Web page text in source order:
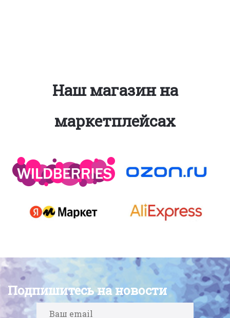
Наш магазин на
маркетплейсах
Подпишитесь на новости